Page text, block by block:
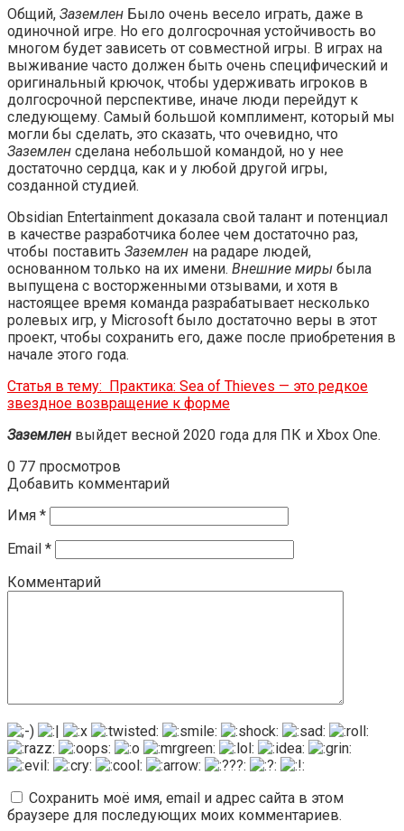
Общий, Заземлен Было очень весело играть, даже в
одиночной игре. Но его долгосрочная устойчивость во
многом будет зависеть от совместной игры. В играх на
выживание часто должен быть очень специфический и
оригинальный крючок, чтобы удерживать игроков в
долгосрочной перспективе, иначе люди перейдут к
следующему. Самый большой комплимент, который мы
могли бы сделать, это сказать, что очевидно, что
Заземлен сделана небольшой командой, но у нее
достаточно сердца, как и у любой другой игры,
созданной студией.
Obsidian Entertainment доказала свой талант и потенциал
в качестве разработчика более чем достаточно раз,
чтобы поставить Заземлен на радаре людей,
основанном только на их имени. Внешние миры была
выпущена с восторженными отзывами, и хотя в
настоящее время команда разрабатывает несколько
ролевых игр, у Microsoft было достаточно веры в этот
проект, чтобы сохранить его, даже после приобретения в
начале этого года.
Статья в тему: Практика: Sea of ​​Thieves — это редкое
звездное возвращение к форме
Заземлен выйдет весной 2020 года для ПК и Xbox One.
0 77 просмотров
Добавить комментарий
Имя *
Email *
Комментарий
Сохранить моё имя, email и адрес сайта в этом
браузере для последующих моих комментариев.